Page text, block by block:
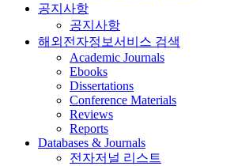
공지사항
공지사항
해외전자정보서비스 검색
Academic Journals
Ebooks
Dissertations
Conference Materials
Reviews
Reports
Databases & Journals
전자저널 리스트